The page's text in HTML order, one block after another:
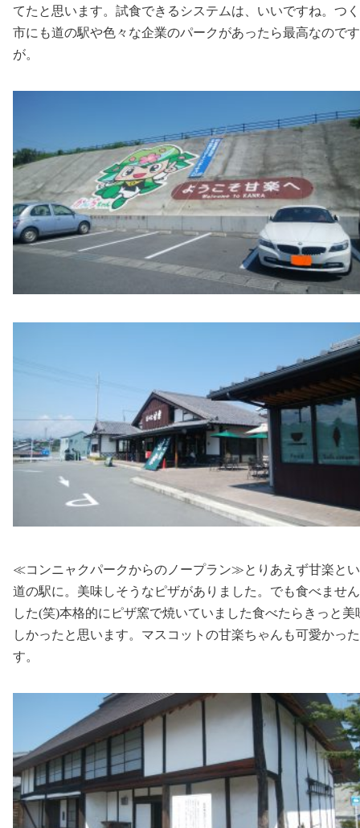
てたと思います。試食できるシステムは、いいですね。つ
市にも道の駅や色々な企業のパークがあったら最高なのです
が。
≪コンニャクパークからのノープラン≫とりあえず甘楽と
道の駅に。美味しそうなピザがありました。でも食べませ
した(笑)本格的にピザ窯で焼いていました食べたらきっと美
しかったと思います。マスコットの甘楽ちゃんも可愛かっ
す。